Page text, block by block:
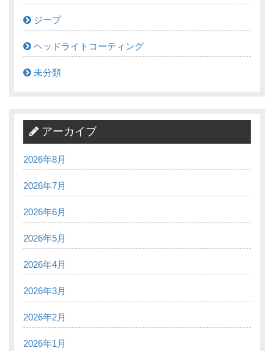
ジープ
ヘッドライトコーティング
未分類
アーカイブ
2026年8月
2026年7月
2026年6月
2026年5月
2026年4月
2026年3月
2026年2月
2026年1月